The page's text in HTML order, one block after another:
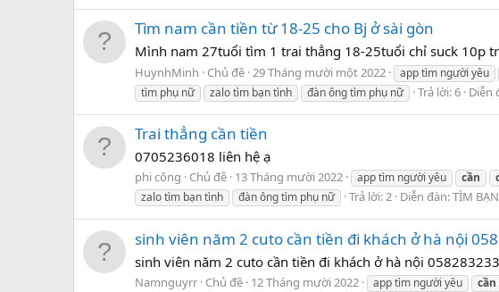
Tìm nam cần tiền từ 18-25 cho Bj ở sài gòn
Mình nam 27tuổi tìm 1 trai thẳng 18-25tuổi chỉ suck 10p
HuynhMinh Chủ đề 29 Tháng mười một 2022 app tìm người yêu
tìm phụ nữ
zalo tìm bạn tình đàn ông tìm phụ nữ Trả lời: 6 Diễn
Trai thẳng cần tiền
0705236018 liên hệ ạ
phi công Chủ đề 13 Tháng mười 2022 app tìm người yêu cần
zalo tìm bạn tình
đàn ông tìm phụ nữ Trả lời: 2 Diễn đàn:TÌM
sinh viên năm 2 cuto cần tiền đi khách ở hà nội
sinh viên năm 2 cuto cần tiền đi khách ở hà nội
Namnguyrr Chủ đề 12 Tháng mười 2022 app tìm người yêu cần